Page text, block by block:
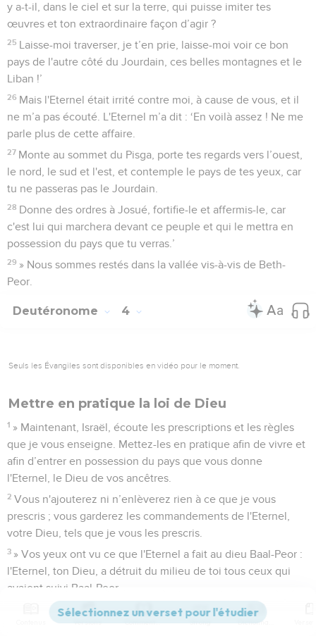
y a-t-il, dans le ciel et sur la terre, qui puisse imiter tes
œuvres et ton extraordinaire façon d’agir ?
25 Laisse-moi traverser, je t’en prie, laisse-moi voir ce bon
pays de l'autre côté du Jourdain, ces belles montagnes et le
Liban !’
26 Mais l'Eternel était irrité contre moi, à cause de vous, et il
ne m’a pas écouté. L'Eternel m’a dit : ‘En voilà assez ! Ne me
parle plus de cette affaire.
27 Monte au sommet du Pisga, porte tes regards vers l’ouest,
le nord, le sud et l'est, et contemple le pays de tes yeux, car
tu ne passeras pas le Jourdain.
28 Donne des ordres à Josué, fortifie-le et affermis-le, car
c'est lui qui marchera devant ce peuple et qui le mettra en
possession du pays que tu verras.’
29 » Nous sommes restés dans la vallée vis-à-vis de Beth-
Peor.
Deutéronome 4
Seuls les Évangiles sont disponibles en vidéo pour le moment.
Mettre en pratique la loi de Dieu
1 » Maintenant, Israël, écoute les prescriptions et les règles
que je vous enseigne. Mettez-les en pratique afin de vivre et
afin d’entrer en possession du pays que vous donne
l'Eternel, le Dieu de vos ancêtres.
2 Vous n'ajouterez ni n’enlèverez rien à ce que je vous
prescris ; vous garderez les commandements de l'Eternel,
votre Dieu, tels que je vous les prescris.
3 » Vos yeux ont vu ce que l'Eternel a fait au dieu Baal-Peor :
l'Eternel, ton Dieu, a détruit du milieu de toi tous ceux qui
avaient suivi Baal-Peor,
tandis que vous, qui vous êtes attachés à l'Eternel, votre
Dieu, vous êtes aujourd'hui tous vivants.
Versions Commentaires Strong